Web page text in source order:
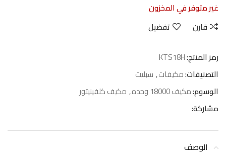
غير متوفر في المخزون
قارن
تفضيل
رمز المنتج:KTS18H
التصنيفات:مكيفات, سبليت
الوسوم:مكيف 18000 وحده , مكيف كلفينيتور
مشاركة:
الوصف